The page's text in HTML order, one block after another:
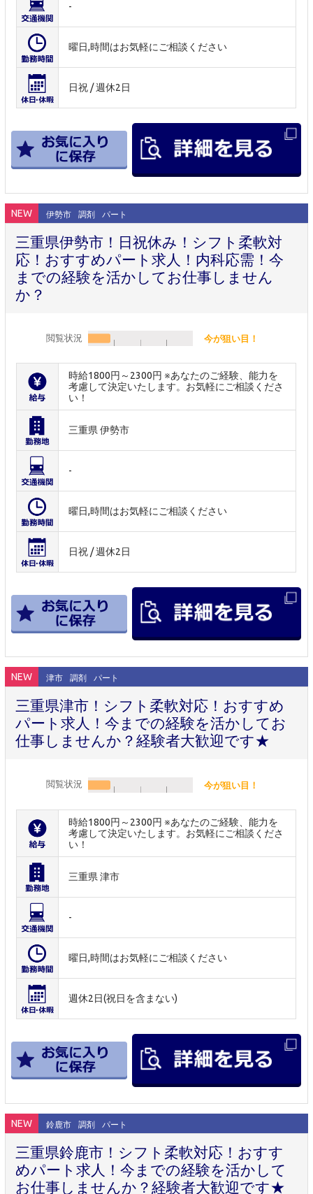
-
曜日,時間はお気軽にご相談ください
日祝 / 週休2日
NEW 伊勢市 調剤 パート
三重県伊勢市！日祝休み！シフト柔軟対
応！おすすめパート求人！内科応需！今
までの経験を活かしてお仕事しません
か？
閲覧状況 今が狙い目！
時給1800円～2300円 ※あなたのご経験、能力を
考慮して決定いたします。お気軽にご相談くださ
い！
三重県 伊勢市
-
曜日,時間はお気軽にご相談ください
日祝 / 週休2日
NEW 津市 調剤 パート
三重県津市！シフト柔軟対応！おすすめ
パート求人！今までの経験を活かしてお
仕事しませんか？経験者大歓迎です★
閲覧状況 今が狙い目！
時給1800円～2300円 ※あなたのご経験、能力を
考慮して決定いたします。お気軽にご相談くださ
い！
三重県 津市
-
曜日,時間はお気軽にご相談ください
週休2日(祝日を含まない)
NEW 鈴鹿市 調剤 パート
三重県鈴鹿市！シフト柔軟対応！おすす
めパート求人！今までの経験を活かして
お仕事しませんか？経験者大歓迎です★